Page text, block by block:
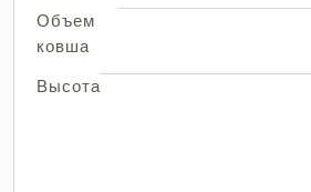
Объем
ковша
Высота